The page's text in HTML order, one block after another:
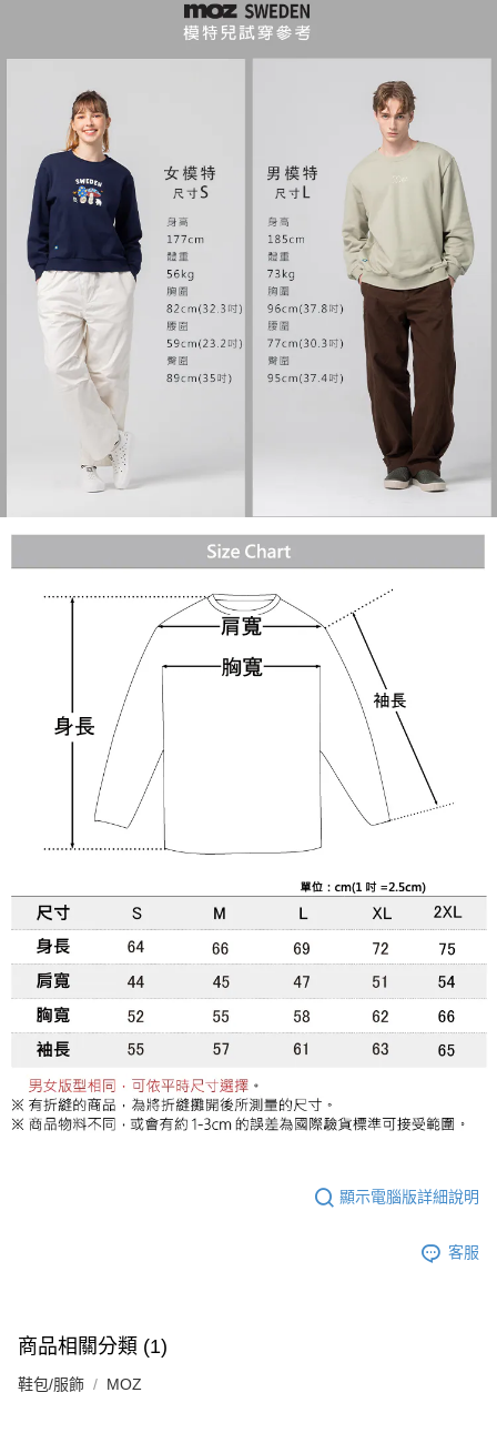
顯示電腦版詳細說明
客服
商品相關分類 (1)
鞋包/服飾 MOZ